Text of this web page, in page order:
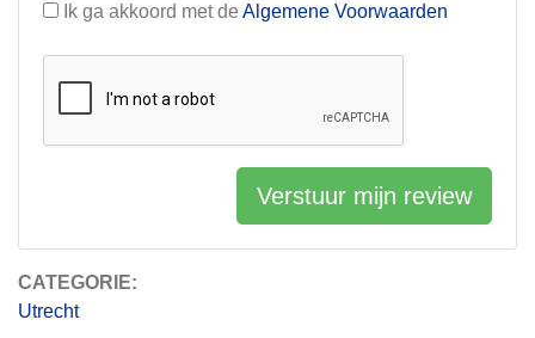
CATEGORIE:
Utrecht
Ik ga akkoord met de Algemene Voorwaarden
Verstuur mijn review